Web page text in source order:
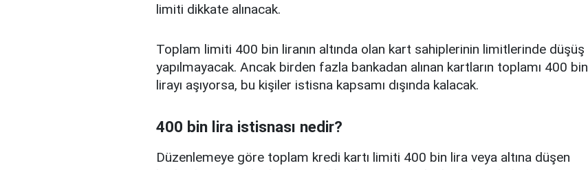
limiti dikkate alınacak.
Toplam limiti 400 bin liranın altında olan kart sahiplerinin limitlerinde düşüş
yapılmayacak. Ancak birden fazla bankadan alınan kartların toplamı 400 bin
lirayı aşıyorsa, bu kişiler istisna kapsamı dışında kalacak.
400 bin lira istisnası nedir?
Düzenlemeye göre toplam kredi kartı limiti 400 bin lira veya altına düşen